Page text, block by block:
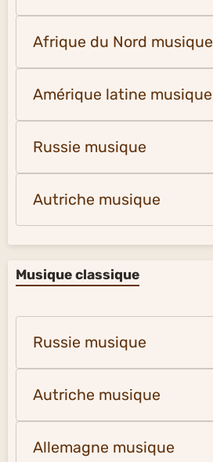
Afrique du Nord musique
Amérique latine musique
Russie musique
Autriche musique
Musique classique
Russie musique
Autriche musique
Allemagne musique